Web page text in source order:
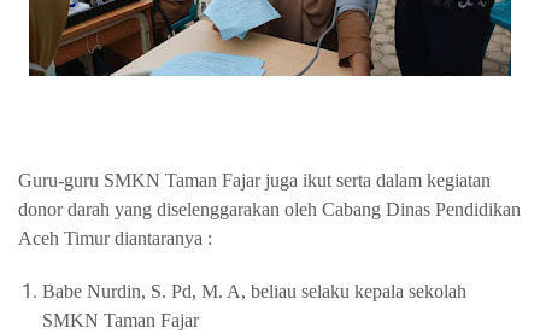
Guru-guru SMKN Taman Fajar juga ikut serta dalam kegiatan
donor darah yang diselenggarakan oleh Cabang Dinas Pendidikan
Aceh Timur diantaranya :
Babe Nurdin, S. Pd, M. A, beliau selaku kepala sekolah
SMKN Taman Fajar